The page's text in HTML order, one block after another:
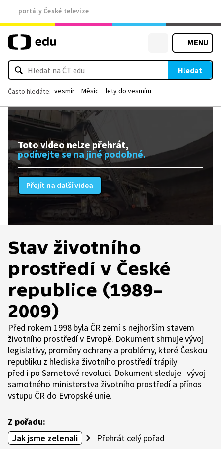
portály České televize
MENU
Hledat
Často hledáte: vesmír Měsíc lety do vesmíru
Toto video nelze přehrát,
podívejte se na jiné podobné.
Přejít na další videa
Stav životního
prostředí v České
republice (1989–
2009)
Před rokem 1998 byla ČR zemí s nejhorším stavem
životního prostředí v Evropě. Dokument shrnuje vývoj
legislativy, proměny ochrany a problémy, které Českou
republiku z hlediska životního prostředí trápily
před i po Sametové revoluci. Dokument sleduje i vývoj
samotného ministerstva životního prostředí a přínos
vstupu ČR do Evropské unie.
Z pořadu:
Jak jsme zelenali
Přehrát celý pořad